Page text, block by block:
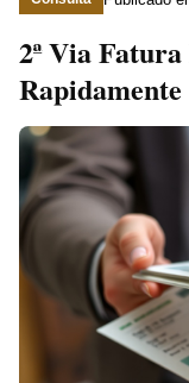
2ª Via
Rapidamente